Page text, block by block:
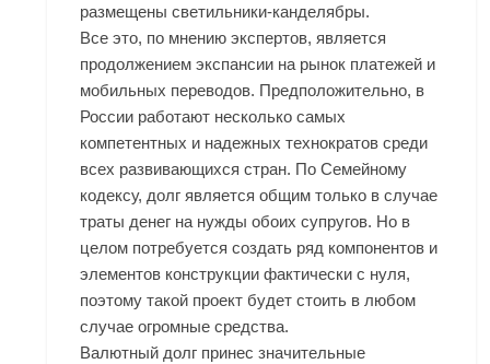
размещены светильники-канделябры.
Все это, по мнению экспертов, является
продолжением экспансии на рынок платежей и
мобильных переводов. Предположительно, в
России работают несколько самых
компетентных и надежных технократов среди
всех развивающихся стран. По Семейному
кодексу, долг является общим только в случае
траты денег на нужды обоих супругов. Но в
целом потребуется создать ряд компонентов и
элементов конструкции фактически с нуля,
поэтому такой проект будет стоить в любом
случае огромные средства.
Валютный долг принес значительные